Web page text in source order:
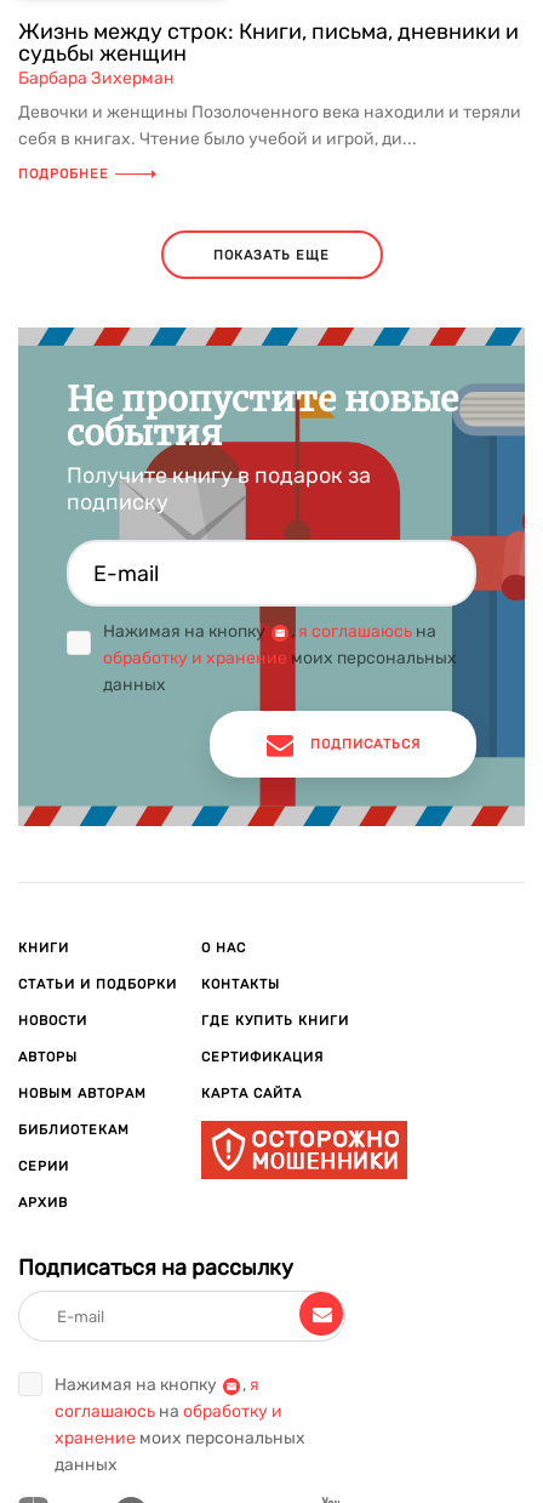
Жизнь между строк: Книги, письма, дневники и
судьбы женщин
Барбара Зихерман
Девочки и женщины Позолоченного века находили и теряли
себя в книгах. Чтение было учебой и игрой, ди...
ПОДРОБНЕЕ
ПОКАЗАТЬ ЕЩЕ
Не пропустите новые
события
Получите книгу в подарок за
подписку
Нажимая на кнопку , я соглашаюсь на
обработку и хранение моих персональных
данных
ПОДПИСАТЬСЯ
КНИГИ
СТАТЬИ И ПОДБОРКИ
НОВОСТИ
АВТОРЫ
НОВЫМ АВТОРАМ
БИБЛИОТЕКАМ
СЕРИИ
АРХИВ
О НАС
КОНТАКТЫ
ГДЕ КУПИТЬ КНИГИ
СЕРТИФИКАЦИЯ
КАРТА САЙТА
Подписаться на рассылку
Нажимая на кнопку , я
соглашаюсь на обработку и
хранение моих персональных
данных